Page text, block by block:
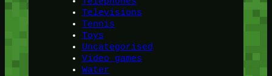
Televisions
Tennis
Toys
Uncategorised
Video games
Water